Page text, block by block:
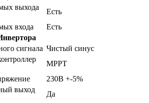
выхода
Есть
входа
Есть
сигнала Чистый синус
MPPT
230В +-5%
выход
Да